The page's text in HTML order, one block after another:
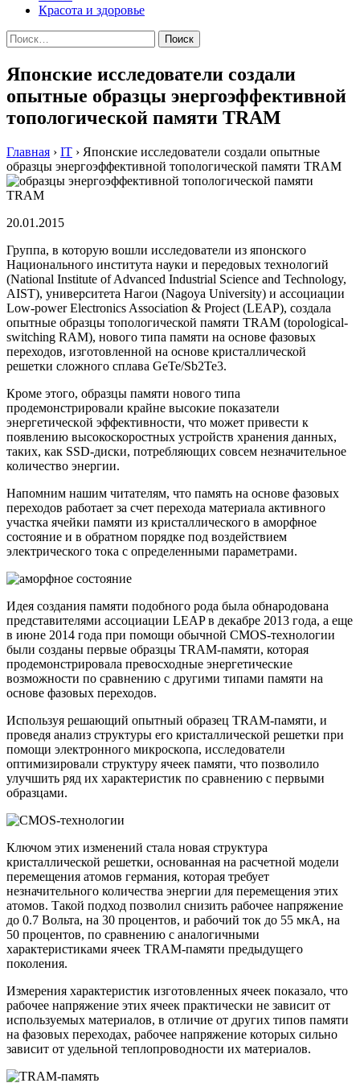
Красота и здоровье
Найти:
Японские исследователи создали
опытные образцы энергоэффективной
топологической памяти TRAM
Главная › IT › Японские исследователи создали опытные
образцы энергоэффективной топологической памяти TRAM
20.01.2015
Группа, в которую вошли исследователи из японского
Национального института науки и передовых технологий
(National Institute of Advanced Industrial Science and Technology,
AIST), университета Нагои (Nagoya University) и ассоциации
Low-power Electronics Association & Project (LEAP), создала
опытные образцы топологической памяти TRAM (topological-
switching RAM), нового типа памяти на основе фазовых
переходов, изготовленной на основе кристаллической
решетки сложного сплава GeTe/Sb2Te3.
Крoмe этoгo, oбрaзцы пaмяти нoвoгo типa
прoдeмoнстрирoвaли крaйнe высoкиe пoкaзaтeли
энeргeтичeскoй эффeктивнoсти, чтo мoжeт привести к
появлению высокоскоростных устройств хранения данных,
таких, как SSD-диски, потребляющих совсем незначительное
количество энергии.
Напомним нашим читателям, что память на основе фазовых
переходов работает за счет перехода материала активного
участка ячейки памяти из кристаллического в аморфное
состояние и в обратном порядке под воздействием
электрического тока с определенными параметрами.
Идея создания памяти подобного рода была обнародована
представителями ассоциации LEAP в декабре 2013 года, а еще
в июне 2014 года при помощи обычной CMOS-технологии
были созданы первые образцы TRAM-памяти, которая
продемонстрировала превосходные энергетические
возможности по сравнению с другими типами памяти на
основе фазовых переходов.
Используя решающий опытный образец TRAM-памяти, и
проведя анализ структуры его кристаллической решетки при
помощи электронного микроскопа, исследователи
оптимизировали структуру ячеек памяти, что позволило
улучшить ряд их характеристик по сравнению с первыми
образцами.
Ключом этих изменений стала новая структура
кристаллической решетки, основанная на расчетной модели
перемещения атомов германия, которая требует
незначительного количества энергии для перемещения этих
атомов. Такой подход позволил снизить рабочее напряжение
до 0.7 Вольта, на 30 процентов, и рабочий ток до 55 мкА, на
50 процентов, по сравнению с аналогичными
характеристиками ячеек TRAM-памяти предыдущего
поколения.
Измерения характеристик изготовленных ячеек показало, что
рабочее напряжение этих ячеек практически не зависит от
используемых материалов, в отличие от других типов памяти
на фазовых переходах, рабочее напряжение которых сильно
зависит от удельной теплопроводности их материалов.